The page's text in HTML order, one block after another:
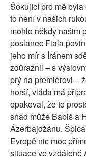
Šokující pro mě
to není v našich
mohlo někdy našim
poslanec Fiala
jeho mír s Íránem
zdůraznil – s
prý na premiérovi –
horší, vláda má
opakoval, že to
snad může Babiš a
Ázerbajdžánu.
Evropě nic moc
situace ve vzdálené